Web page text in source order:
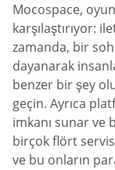
Mocospace,
karşılaştırıyor:
zamanda, bir
dayanarak
benzer bir şey
geçin. Ayrıca
imkanı sunar ve
birçok flört
ve bu onların